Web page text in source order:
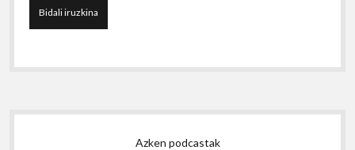
Sidebar
Azken podcastak